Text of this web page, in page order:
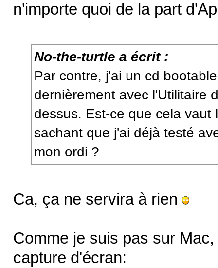
n'importe quoi de la part
No-the-turtle a écrit :
Par contre, j'ai un cd
dernièrement avec l'Utilitaire
dessus. Est-ce que cela vaut
sachant que j'ai déjà testé
mon ordi ?
Ca, ça ne servira à rien
Comme je suis pas sur
capture d'écran: